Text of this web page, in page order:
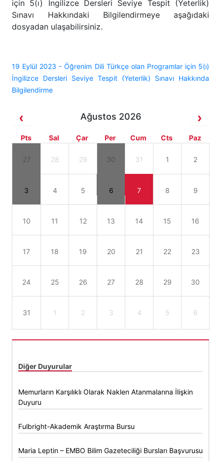
için 5(ı) İngilizce Dersleri Seviye Tespit (Yeterlik)
Sınavı Hakkındaki Bilgilendirmeye aşağıdaki
dosyadan ulaşabilirsiniz.
19 Eylül 2023 - Öğrenim Dili Türkçe olan Programlar için 5(ı)
İngilizce Dersleri Seviye Tespit (Yeterlik) Sınavı Hakkında
Bilgilendirme
Ağustos 2026
Pts Sal Çar Per Cum Cts Paz
27 28 29 30 31 1 2
3 4 5 6 7 8 9
10 11 12 13 14 15 16
17 18 19 20 21 22 23
24 25 26 27 28 29 30
31 1 2 3 4 5 6
Diğer Duyurular
Memurların Karşılıklı Olarak Naklen Atanmalarına İlişkin
Duyuru
Fulbright-Akademik Araştırma Bursu
Maria Leptin – EMBO Bilim Gazeteciliği Bursları Başvurusu